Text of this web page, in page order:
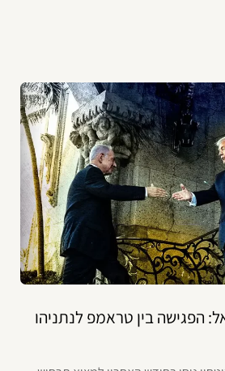
הפגישה בין טראמפ לנתניהו